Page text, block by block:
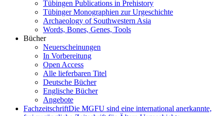
Tübingen Publications in Prehistory
Tübinger Monographien zur Urgeschichte
Archaeology of Southwestern Asia
Words, Bones, Genes, Tools
Bücher
Neuerscheinungen
In Vorbereitung
Open Access
Alle lieferbaren Titel
Deutsche Bücher
Englische Bücher
Angebote
FachzeitschriftDie MGFU sind eine international anerkannte,